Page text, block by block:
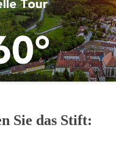
Sie das Stift: